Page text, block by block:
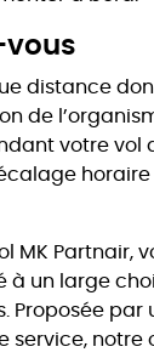
vous
distance
de
votre vol
MK Partnair,
à un large
Proposée par
service, notre